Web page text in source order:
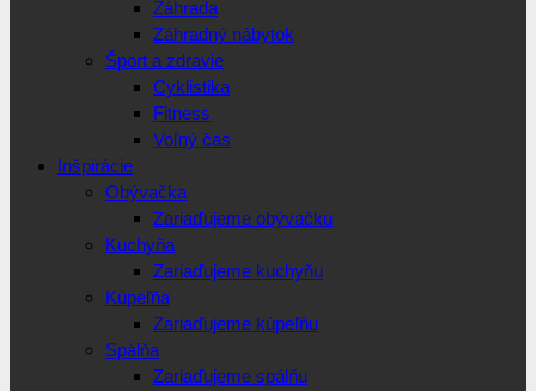
Záhrada
Záhradný nábytok
Šport a zdravie
Cyklistika
Fitness
Voľný čas
Inšpirácie
Obývačka
Zariaďujeme obývačku
Kuchyňa
Zariaďujeme kuchyňu
Kúpeľňa
Zariaďujeme kúpeľňu
Spálňa
Zariaďujeme spálňu